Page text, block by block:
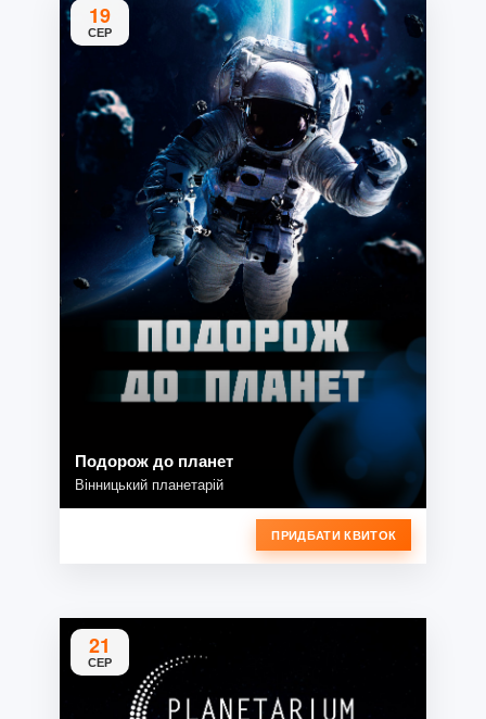
19
СЕР
Подорож до планет
Вінницький планетарій
ПРИДБАТИ КВИТОК
21
СЕР